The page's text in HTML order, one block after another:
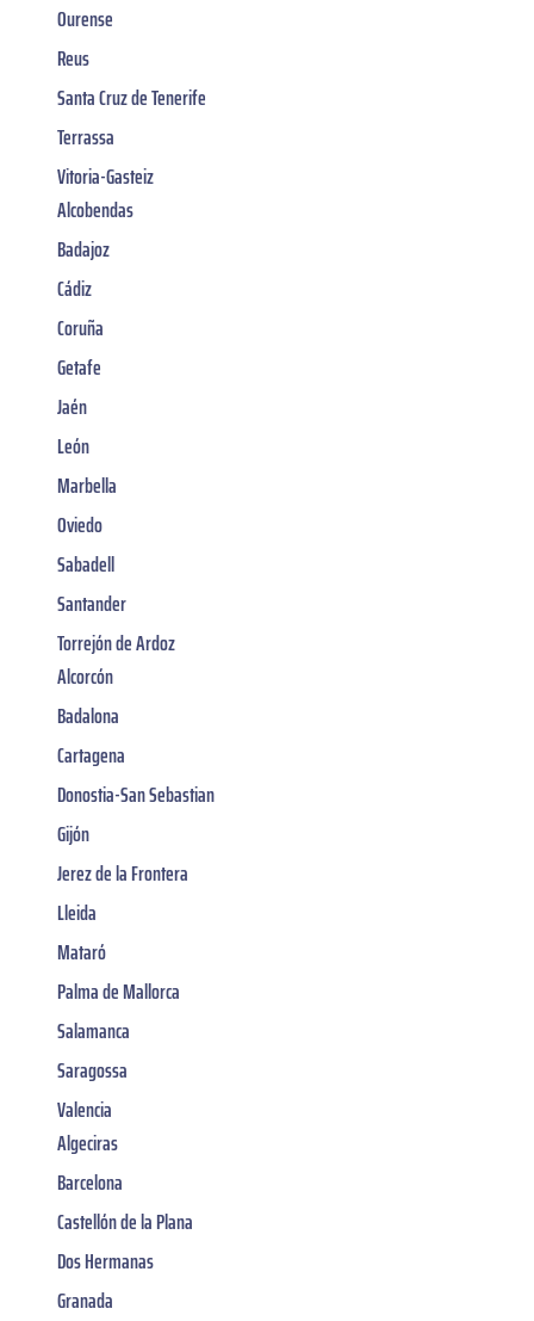
Ourense
Reus
Santa Cruz de Tenerife
Terrassa
Vitoria-Gasteiz
Alcobendas
Badajoz
Cádiz
Coruña
Getafe
Jaén
León
Marbella
Oviedo
Sabadell
Santander
Torrejón de Ardoz
Alcorcón
Badalona
Cartagena
Donostia-San Sebastian
Gijón
Jerez de la Frontera
Lleida
Mataró
Palma de Mallorca
Salamanca
Saragossa
Valencia
Algeciras
Barcelona
Castellón de la Plana
Dos Hermanas
Granada